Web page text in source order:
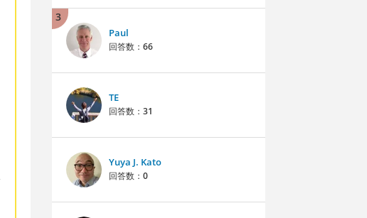
3
Paul
回答数： 66
TE
回答数： 31
Yuya J. Kato
回答数： 0